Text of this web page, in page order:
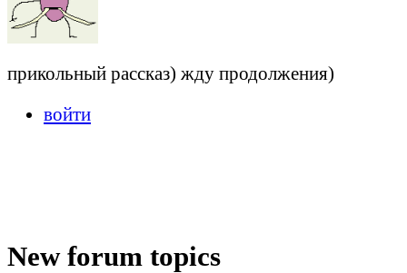
прикольный рассказ) жду продолжения)
войти
New forum topics